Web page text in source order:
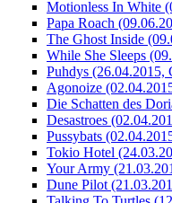
Motionless In White
Papa Roach
The Ghost Inside
While She Sleeps
Puhdys (26.04.2015,
Agonoize
Die Schatten des
Desastroes
Pussybats
Tokio Hotel
Your Army
Dune Pilot